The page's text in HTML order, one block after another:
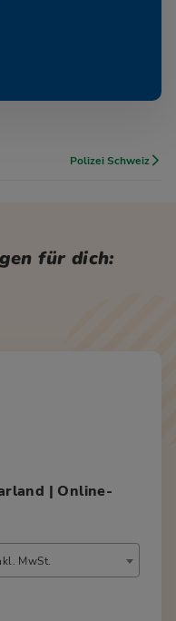
Polizei Schweiz
für dich:
| Online-
MwSt.